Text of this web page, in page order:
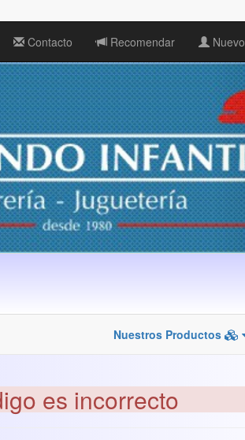
Contacto Recomendar Nuevo
Nuestros Productos
es incorrecto